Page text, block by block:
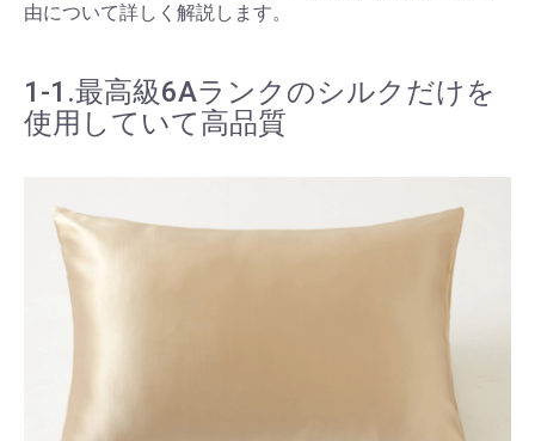
由について詳しく解説します。
1-1.最高級6Aランクのシルクだけを
使用していて高品質